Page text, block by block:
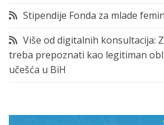
Stipendije Fonda za mlade
Više od digitalnih konsultacija:
treba prepoznati kao legitiman
učešća u BiH